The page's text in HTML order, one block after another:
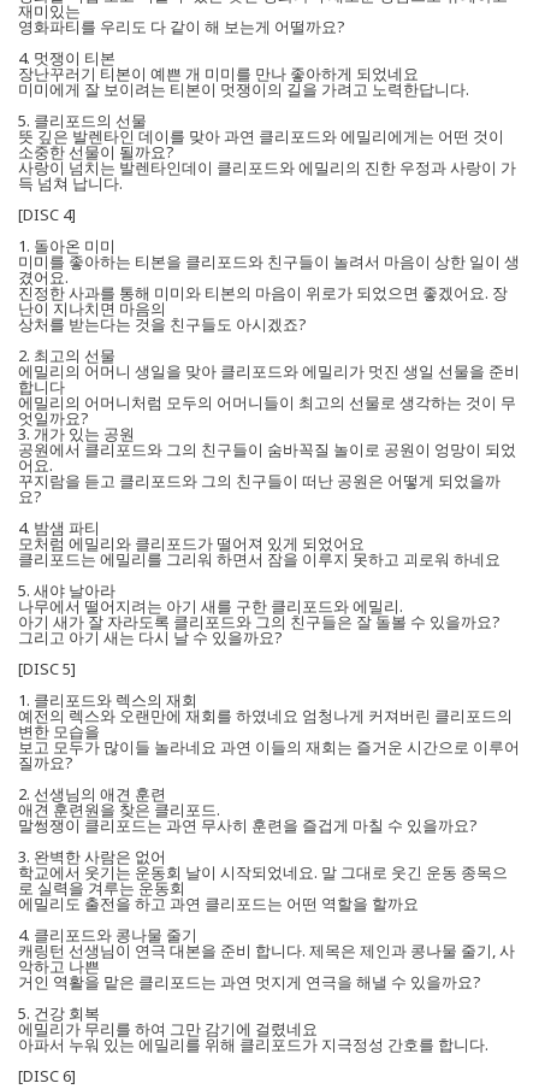
재미있는
영화파티를 우리도 다 같이 해 보는게 어떨까요?
4. 멋쟁이 티본
장난꾸러기 티본이 예쁜 개 미미를 만나 좋아하게 되었네요
미미에게 잘 보이려는 티본이 멋쟁이의 길을 가려고 노력한답니다.
5. 클리포드의 선물
뜻 깊은 발렌타인 데이를 맞아 과연 클리포드와 에밀리에게는 어떤 것이
소중한 선물이 될까요?
사랑이 넘치는 발렌타인데이 클리포드와 에밀리의 진한 우정과 사랑이 가
득 넘쳐 납니다.
[DISC 4]
1. 돌아온 미미
미미를 좋아하는 티본을 클리포드와 친구들이 놀려서 마음이 상한 일이 생
겼어요.
진정한 사과를 통해 미미와 티본의 마음이 위로가 되었으면 좋겠어요. 장
난이 지나치면 마음의
상처를 받는다는 것을 친구들도 아시겠죠?
2. 최고의 선물
에밀리의 어머니 생일을 맞아 클리포드와 에밀리가 멋진 생일 선물을 준비
합니다
에밀리의 어머니처럼 모두의 어머니들이 최고의 선물로 생각하는 것이 무
엇일까요?
3. 개가 있는 공원
공원에서 클리포드와 그의 친구들이 숨바꼭질 놀이로 공원이 엉망이 되었
어요.
꾸지람을 듣고 클리포드와 그의 친구들이 떠난 공원은 어떻게 되었을까
요?
4. 밤샘 파티
모처럼 에밀리와 클리포드가 떨어져 있게 되었어요
클리포드는 에밀리를 그리워 하면서 잠을 이루지 못하고 괴로워 하네요
5. 새야 날아라
나무에서 떨어지려는 아기 새를 구한 클리포드와 에밀리.
아기 새가 잘 자라도록 클리포드와 그의 친구들은 잘 돌볼 수 있을까요?
그리고 아기 새는 다시 날 수 있을까요?
[DISC 5]
1. 클리포드와 렉스의 재회
예전의 렉스와 오랜만에 재회를 하였네요 엄청나게 커져버린 클리포드의
변한 모습을
보고 모두가 많이들 놀라네요 과연 이들의 재회는 즐거운 시간으로 이루어
질까요?
2. 선생님의 애견 훈련
애견 훈련원을 찾은 클리포드.
말썽쟁이 클리포드는 과연 무사히 훈련을 즐겁게 마칠 수 있을까요?
3. 완벽한 사람은 없어
학교에서 웃기는 운동회 날이 시작되었네요. 말 그대로 웃긴 운동 종목으
로 실력을 겨루는 운동회
에밀리도 출전을 하고 과연 클리포드는 어떤 역할을 할까요
4. 클리포드와 콩나물 줄기
캐링턴 선생님이 연극 대본을 준비 합니다. 제목은 제인과 콩나물 줄기, 사
악하고 나쁜
거인 역활을 맡은 클리포드는 과연 멋지게 연극을 해낼 수 있을까요?
5. 건강 회복
에밀리가 무리를 하여 그만 감기에 걸렸네요
아파서 누워 있는 에밀리를 위해 클리포드가 지극정성 간호를 합니다.
[DISC 6]